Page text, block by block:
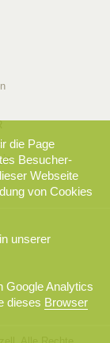
die Page
Besucher-
Webseite
von Cookies
unserer
Google Analytics
dieses Browser